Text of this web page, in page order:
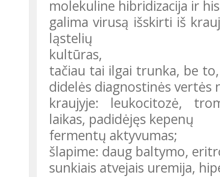
molekuline hibridizacija ir
galima virusą išskirti iš
ląstelių
kultūras,
tačiau tai ilgai trunka, be
didelės diagnostinės vertės
kraujyje: leukocitozė,
laikas, padidėjęs kepenų
fermentų aktyvumas;
šlapime: daug baltymo,
sunkiais atvejais uremija,